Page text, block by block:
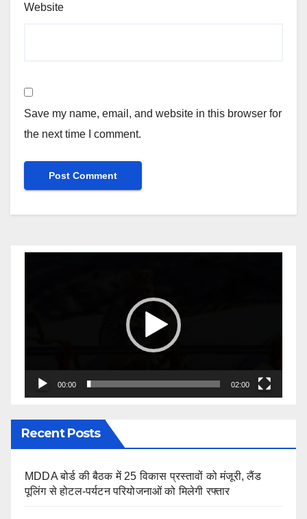
Website
Save my name, email, and website in this browser for
the next time I comment.
00:00 02:00
Recent Posts
MDDA बोर्ड की बैठक में 25 विकास प्रस्तावों को मंजूरी, लैंड
पूलिंग से होटल-पर्यटन परियोजनाओं को मिलेगी रफ्तार